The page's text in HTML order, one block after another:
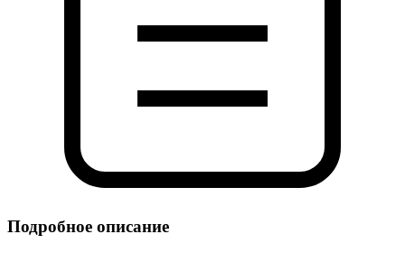
Подробное описание